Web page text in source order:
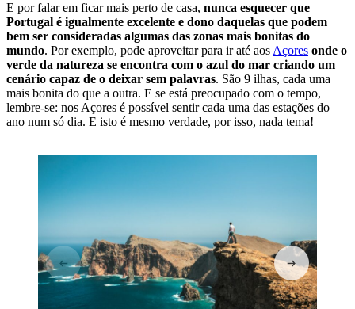
E por falar em ficar mais perto de casa, nunca esquecer que
Portugal é igualmente excelente e dono daquelas que podem
bem ser consideradas algumas das zonas mais bonitas do
mundo. Por exemplo, pode aproveitar para ir até aos Açores onde o
verde da natureza se encontra com o azul do mar criando um
cenário capaz de o deixar sem palavras. São 9 ilhas, cada uma
mais bonita do que a outra. E se está preocupado com o tempo,
lembre-se: nos Açores é possível sentir cada uma das estações do
ano num só dia. E isto é mesmo verdade, por isso, nada tema!